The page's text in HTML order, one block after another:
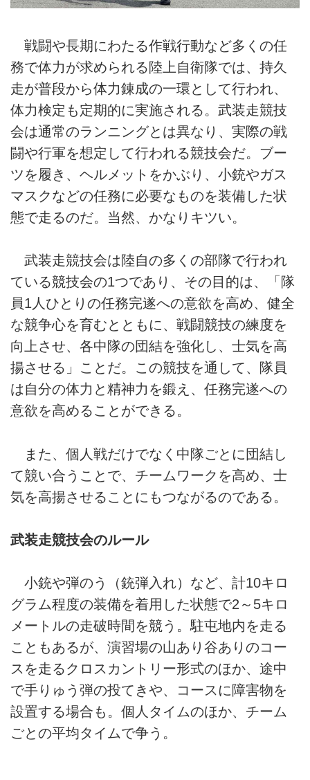
戦闘や長期にわたる作戦行動など多くの任
務で体力が求められる陸上自衛隊では、持久
走が普段から体力錬成の一環として行われ、
体力検定も定期的に実施される。武装走競技
会は通常のランニングとは異なり、実際の戦
闘や行軍を想定して行われる競技会だ。ブー
ツを履き、ヘルメットをかぶり、小銃やガス
マスクなどの任務に必要なものを装備した状
態で走るのだ。当然、かなりキツい。
武装走競技会は陸自の多くの部隊で行われ
ている競技会の1つであり、その目的は、「隊
員1人ひとりの任務完遂への意欲を高め、健全
な競争心を育むとともに、戦闘競技の練度を
向上させ、各中隊の団結を強化し、士気を高
揚させる」ことだ。この競技を通して、隊員
は自分の体力と精神力を鍛え、任務完遂への
意欲を高めることができる。
また、個人戦だけでなく中隊ごとに団結し
て競い合うことで、チームワークを高め、士
気を高揚させることにもつながるのである。
武装走競技会のルール
小銃や弾のう（銃弾入れ）など、計10キロ
グラム程度の装備を着用した状態で2～5キロ
メートルの走破時間を競う。駐屯地内を走る
こともあるが、演習場の山あり谷ありのコー
スを走るクロスカントリー形式のほか、途中
で手りゅう弾の投てきや、コースに障害物を
設置する場合も。個人タイムのほか、チーム
ごとの平均タイムで争う。